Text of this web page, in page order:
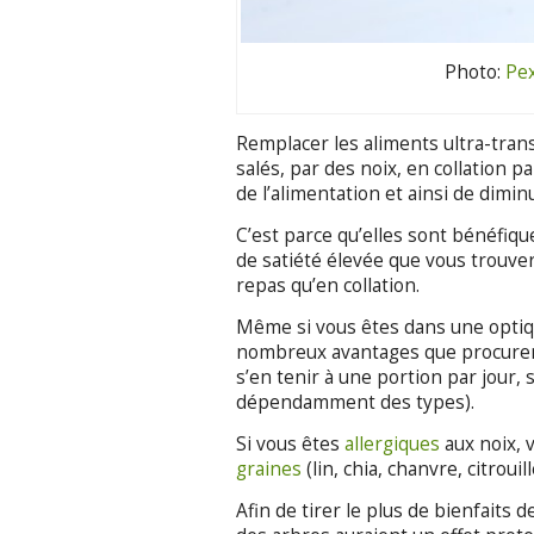
Photo:
Remplacer les aliments ultra-
salés, par des noix, en collation
de l’alimentation et ainsi de
C’est parce qu’elles sont
de satiété élevée que vous
repas qu’en collation.
Même si vous êtes dans une
nombreux avantages que
s’en tenir à une portion par jour,
dépendamment des types).
Si vous êtesallergiques aux noix,
graines (lin, chia, chanvre,
Afin de tirer le plus de bienfaits